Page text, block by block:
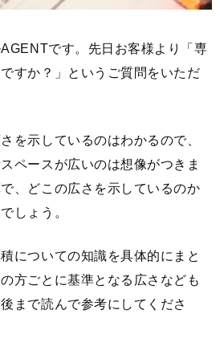
です。先日お客様より「専
すか？」というご質問をいただ
を示しているのはわかるので、
ペースが広いのは想像がつきま
、どこの広さを示しているのか
しょう。
についての知識を具体的にまと
方ごとに基準となる広さなども
まで読んで参考にしてくださ